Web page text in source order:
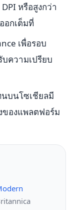
หรือสูงกว่า
อกเต็มที่
เพื่อรอบ
ความเปรียบ
บนโซเชียลมี
ของแพลตฟอร์ม